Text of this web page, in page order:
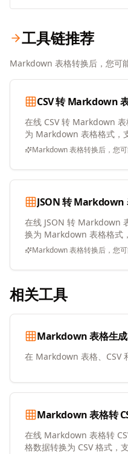
工具链推荐
Markdown 表格转换后，您可
CSV 转 Markdown
在线 CSV 转 Markdown
为 Markdown 表格格式，
Markdown 表格转换后，您
JSON 转 Markdown
在线 JSON 转 Markdown
换为 Markdown 表格格式
Markdown 表格转换后，您
相关工具
Markdown 表格生
在 Markdown 表格、CSV
Markdown 表格转
在线 Markdown 表格转
格数据转换为 CSV 格式，